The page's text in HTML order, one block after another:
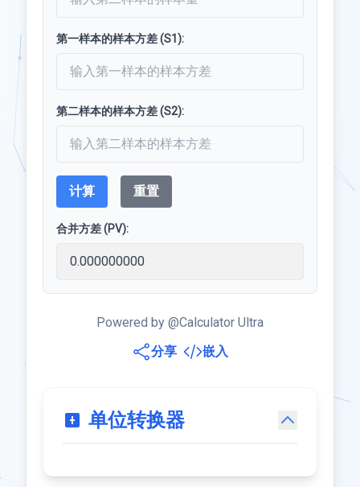
第一样本的样本方差 (S1):
第二样本的样本方差 (S2):
计算 重置
合并方差 (PV):
Powered by @Calculator Ultra
分享
嵌入
单位转换器